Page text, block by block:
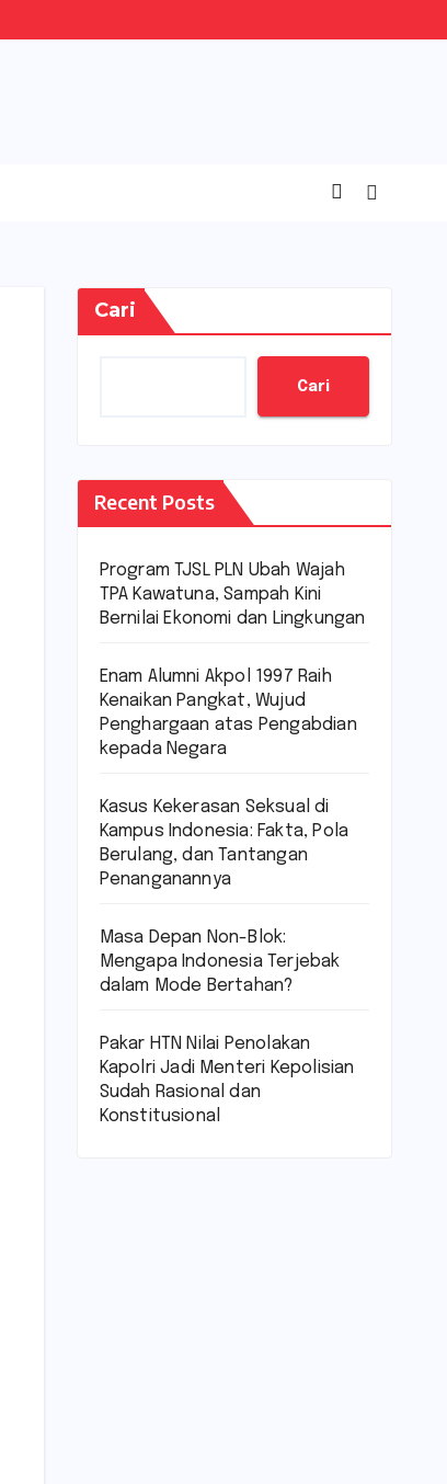
Cari
Cari
Recent Posts
Program TJSL PLN Ubah Wajah
TPA Kawatuna, Sampah Kini
Bernilai Ekonomi dan Lingkungan
Enam Alumni Akpol 1997 Raih
Kenaikan Pangkat, Wujud
Penghargaan atas Pengabdian
kepada Negara
Kasus Kekerasan Seksual di
Kampus Indonesia: Fakta, Pola
Berulang, dan Tantangan
Penanganannya
Masa Depan Non-Blok:
Mengapa Indonesia Terjebak
dalam Mode Bertahan?
Pakar HTN Nilai Penolakan
Kapolri Jadi Menteri Kepolisian
Sudah Rasional dan
Konstitusional